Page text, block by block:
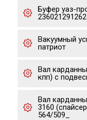
Буфер уаз-
Вакуумный
патриот
Вал
кпп) с
Вал
3160
564/509_